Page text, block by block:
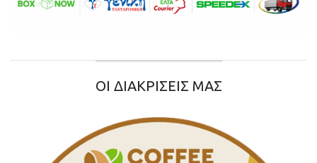
ΟΙ ΔΙΑΚΡΙΣΕΙΣ ΜΑΣ